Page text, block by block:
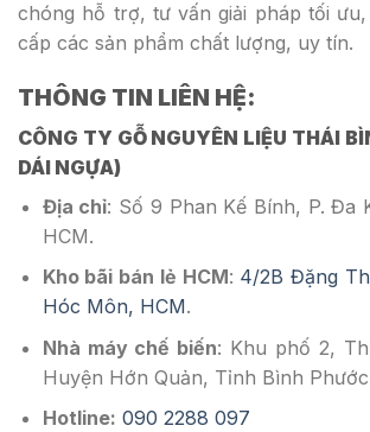
chóng hỗ trợ, tư vấn giải pháp tối
cấp các sản phẩm chất lượng, uy tín.
THÔNG TIN LIÊN HỆ:
CÔNG TY GỖ NGUYÊN LIỆU THÁI
DÁI NGỰA)
Địa chỉ: Số 9 Phan Kế Bính, P. Đa
HCM.
Kho bãi bán lẻ HCM: 4/2B Đặng
Hóc Môn, HCM.
Nhà máy chế biến: Khu phố 2,
Huyện Hớn Quản, Tỉnh Bình
Hotline: 090 2288 097